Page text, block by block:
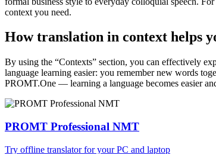
context you need.
How translation in context helps
By using the “Contexts” section, you can effectively
language learning easier: you remember new words
PROMT.One — learning a language becomes easier
PROMT Professional NMT
Try offline translator for your PC and laptop